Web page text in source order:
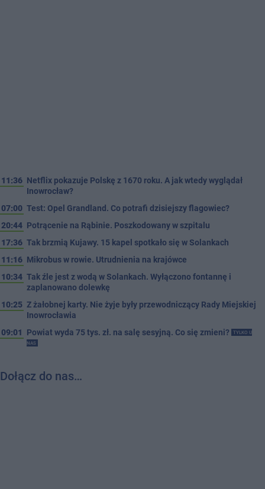
11:36 Netflix pokazuje Polskę z 1670 roku. A jak wtedy wyglądał
Inowrocław?
07:00 Test: Opel Grandland. Co potrafi dzisiejszy flagowiec?
20:44 Potrącenie na Rąbinie. Poszkodowany w szpitalu
17:36 Tak brzmią Kujawy. 15 kapel spotkało się w Solankach
11:16 Mikrobus w rowie. Utrudnienia na krajówce
10:34 Tak źle jest z wodą w Solankach. Wyłączono fontannę i
zaplanowano dolewkę
10:25 Z żałobnej karty. Nie żyje były przewodniczący Rady Miejskiej
Inowrocławia
09:01
Powiat wyda 75 tys. zł. na salę sesyjną. Co się zmieni?
TYLKO U
NAS
Dołącz do nas…